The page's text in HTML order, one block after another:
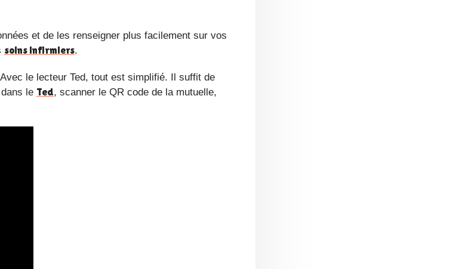
et de les renseigner plus facilement sur vos
soins infirmiers.
le lecteur Ted, tout est simplifié. Il suffit de
le Ted, scanner le QR code de la mutuelle,